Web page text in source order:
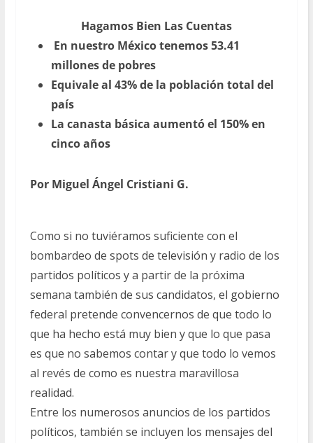
Hagamos Bien Las Cuentas
En nuestro México tenemos 53.41
millones de pobres
Equivale al 43% de la población total del
país
La canasta básica aumentó el 150% en
cinco años
Por Miguel Ángel Cristiani G.
Como si no tuviéramos suficiente con el
bombardeo de spots de televisión y radio de los
partidos políticos y a partir de la próxima
semana también de sus candidatos, el gobierno
federal pretende convencernos de que todo lo
que ha hecho está muy bien y que lo que pasa
es que no sabemos contar y que todo lo vemos
al revés de como es nuestra maravillosa
realidad.
Entre los numerosos anuncios de los partidos
políticos, también se incluyen los mensajes del